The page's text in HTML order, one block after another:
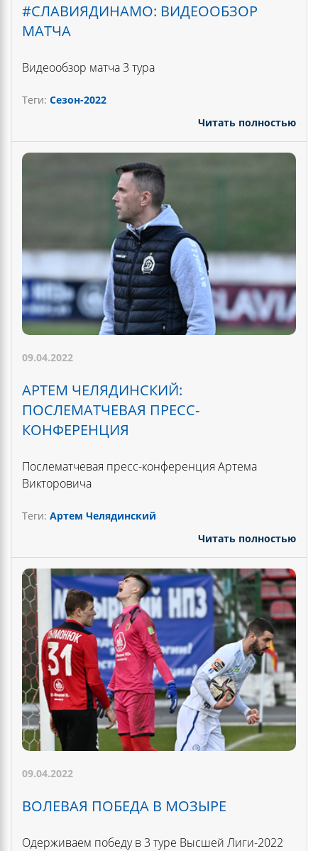
#СЛАВИЯДИНАМО: ВИДЕООБЗОР
МАТЧА
Видеообзор матча 3 тура
Теги: Сезон-2022
Читать полностью
09.04.2022
АРТЕМ ЧЕЛЯДИНСКИЙ:
ПОСЛЕМАТЧЕВАЯ ПРЕСС-
КОНФЕРЕНЦИЯ
Послематчевая пресс-конференция Артема
Викторовича
Теги: Артем Челядинский
Читать полностью
09.04.2022
ВОЛЕВАЯ ПОБЕДА В МОЗЫРЕ
Одерживаем победу в 3 туре Высшей Лиги-2022